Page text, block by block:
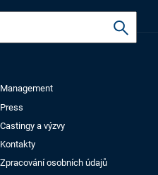
Management
Press
Castingy a výzvy
Kontakty
Zpracování osobních údajů